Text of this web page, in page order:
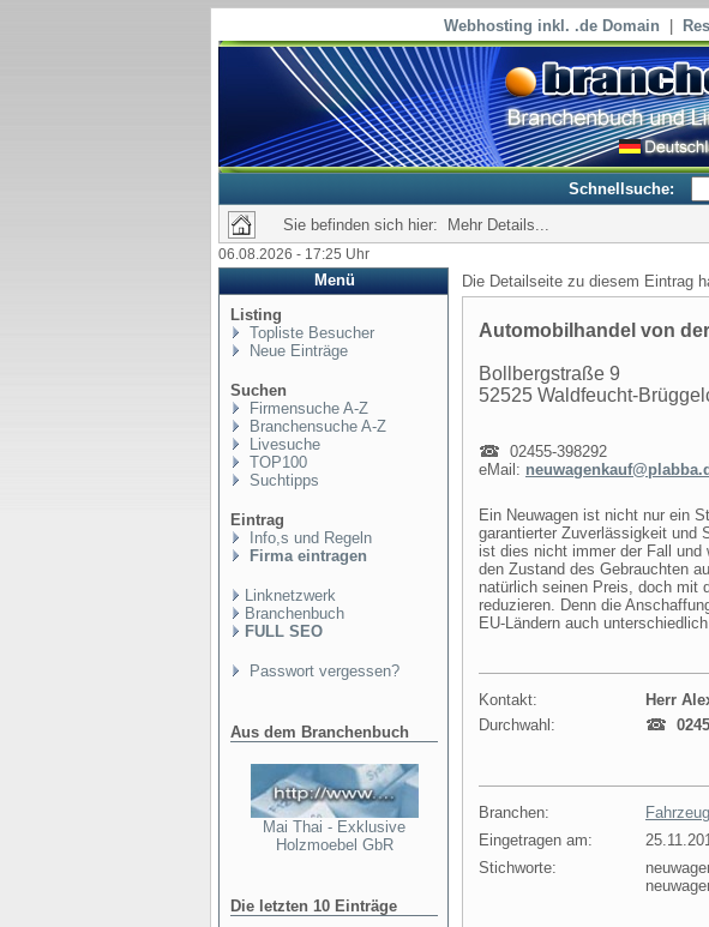
Webhosting inkl. .de Domain
Schnellsuche:
Sie befinden sich hier: Mehr Details...
06.08.2026 - 17:25 Uhr
Menü
Listing
Topliste Besucher
Neue Einträge
Suchen
Firmensuche A-Z
Branchensuche A-Z
Livesuche
TOP100
Suchtipps
Eintrag
Info,s und Regeln
Firma eintragen
Linknetzwerk
Branchenbuch
FULL SEO
Passwort vergessen?
Aus dem Branchenbuch
Mai Thai - Exklusive
Holzmoebel GbR
Die letzten 10 Einträge
Die Detailseite zu diesem Eintrag
Automobilhandel von
Bollbergstraße 9
52525 Waldfeucht-
02455-398292
eMail:
Ein Neuwagen ist nicht nur ein
garantierter Zuverlässigkeit und
ist dies nicht immer der Fall
den Zustand des Gebrauchten
natürlich seinen Preis, doch mit
reduzieren. Denn die
EU-Ländern auch
Kontakt:
Herr
Durchwahl:
Branchen:
Eingetragen am:
Stichworte: